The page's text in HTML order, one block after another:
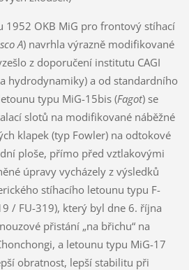
1952 OKB MiG pro frontový stíhací
A) navrhla výrazně modifikované
z doporučení institutu CAGI
hydrodynamiky) a od standardního
typu MiG-15bis (Fagot) se
slotů na modifikované náběžné
klapek (typ Fowler) na odtokové
ploše, přímo před vztlakovými
úpravy vycházely z výsledků
stíhacího letounu typu F-
/ FU-319), který byl dne 6. října
přistání „na břichu“ na
a letounu typu MiG-17
obratnost, lepší stabilitu při